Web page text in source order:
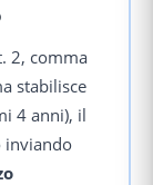
2, comma
stabilisce
4 anni), il
inviando